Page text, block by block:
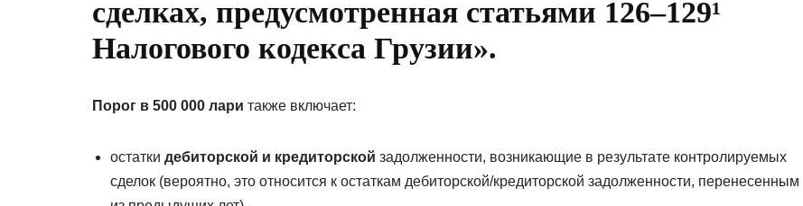
сделках, предусмотренная статьями 126–129¹
Налогового кодекса Грузии».
Порог в 500 000 лари также включает:
остатки дебиторской и кредиторской задолженности, возникающие в результате контролируемых
сделок (вероятно, это относится к остаткам дебиторской/кредиторской задолженности, перенесенным